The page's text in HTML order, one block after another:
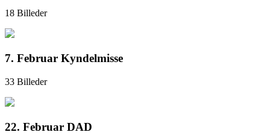
18 Billeder
7. Februar Kyndelmisse
33 Billeder
22. Februar DAD